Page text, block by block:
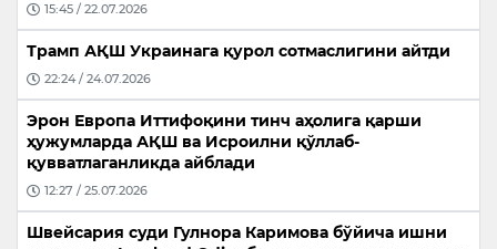
15:45 / 22.07.2026
Трамп АҚШ Украинага қурол сотмаслигини айтди
22:24 / 24.07.2026
Эрон Европа Иттифоқини тинч аҳолига қарши
ҳужумларда АҚШ ва Исроилни қўллаб-
қувватлаганликда айблади
12:27 / 25.07.2026
Швейсария суди Гулнора Каримова бўйича ишни